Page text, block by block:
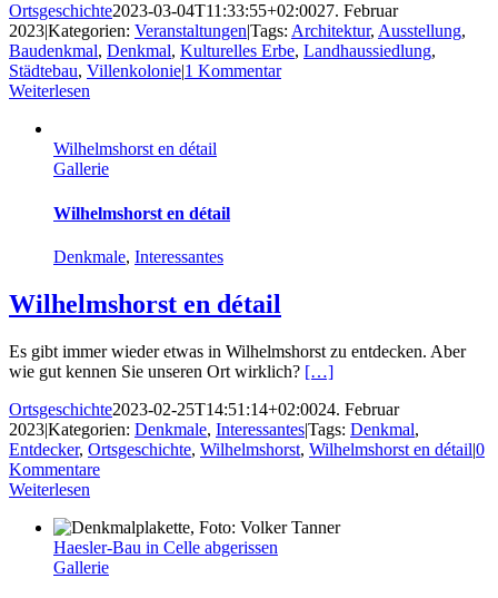
Ortsgeschichte2023-03-04T11:33:55+02:0027. Februar
2023|Kategorien: Veranstaltungen|Tags: Architektur, Ausstellung,
Baudenkmal, Denkmal, Kulturelles Erbe, Landhaussiedlung,
Städtebau, Villenkolonie|1 Kommentar
Weiterlesen
Wilhelmshorst en détail
Gallerie
Wilhelmshorst en détail
Denkmale, Interessantes
Wilhelmshorst en détail
Es gibt immer wieder etwas in Wilhelmshorst zu entdecken. Aber
wie gut kennen Sie unseren Ort wirklich? […]
Ortsgeschichte2023-02-25T14:51:14+02:0024. Februar
2023|Kategorien: Denkmale, Interessantes|Tags: Denkmal,
Entdecker, Ortsgeschichte, Wilhelmshorst, Wilhelmshorst en détail|0
Kommentare
Weiterlesen
Haesler-Bau in Celle abgerissen
Gallerie